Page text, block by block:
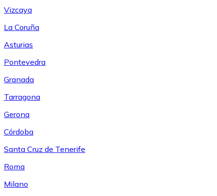
Vizcaya
La Coruña
Asturias
Pontevedra
Granada
Tarragona
Gerona
Córdoba
Santa Cruz de Tenerife
Roma
Milano